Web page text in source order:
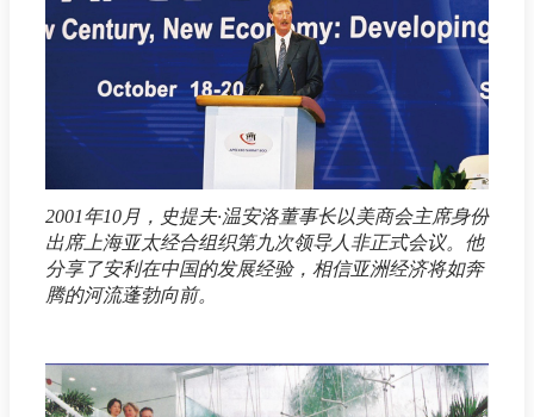
2001年10月，史提夫·温安洛董事长以美商会主席身份
出席上海亚太经合组织第九次领导人非正式会议。他
分享了安利在中国的发展经验，相信亚洲经济将如奔
腾的河流蓬勃向前。